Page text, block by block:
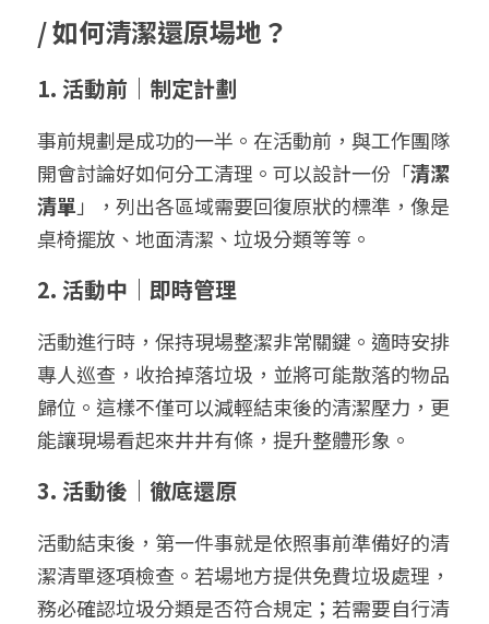
/ 如何清潔還原場地？
1. 活動前｜ 制定計劃
事前規劃是成功的一半。在活動前，與工作團隊
開會討論好如何分工清理。可以設計一份「清潔
清單 」，列出各區域需要回復原狀的標準，像是
桌椅擺放、地面清潔、垃圾分類等等。
2. 活動中｜即時管理
活動進行時，保持現場整潔非常關鍵。適時安排
專人巡查，收拾掉落垃圾，並將可能散落的物品
歸位。這樣不僅可以減輕結束後的清潔壓力，更
能讓現場看起來井井有條，提升整體形象。
3. 活動後｜徹底還原
活動結束後，第一件事就是依照事前準備好的清
潔清單逐項檢查。若場地方提供免費垃圾處理，
務必確認垃圾分類是否符合規定；若需要自行清